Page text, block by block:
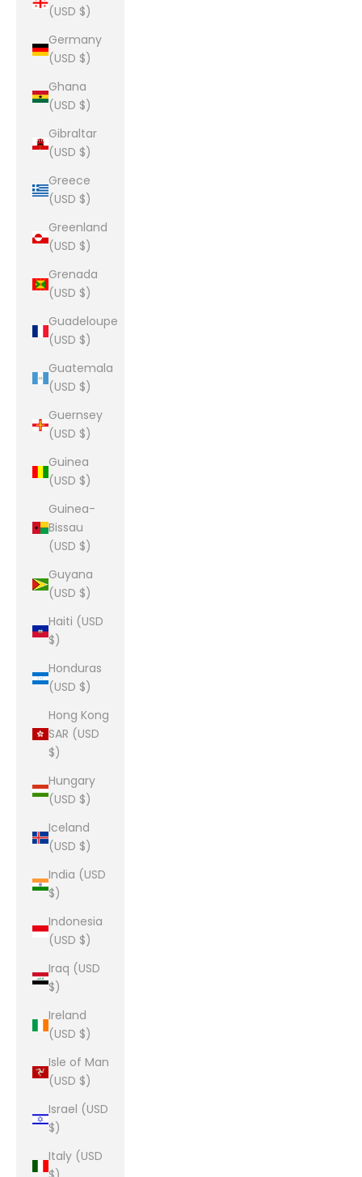
(USD $)
Germany
(USD $)
Ghana
(USD $)
Gibraltar
(USD $)
Greece
(USD $)
Greenland
(USD $)
Grenada
(USD $)
Guadeloupe
(USD $)
Guatemala
(USD $)
Guernsey
(USD $)
Guinea
(USD $)
Guinea-
Bissau
(USD $)
Guyana
(USD $)
Haiti (USD
$)
Honduras
(USD $)
Hong Kong
SAR (USD
$)
Hungary
(USD $)
Iceland
(USD $)
India (USD
$)
Indonesia
(USD $)
Iraq (USD
$)
Ireland
(USD $)
Isle of Man
(USD $)
Israel (USD
$)
Italy (USD